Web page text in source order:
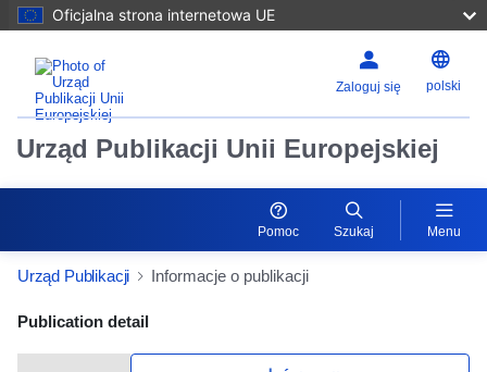
Oficjalna strona internetowa UE
Zaloguj się polski
Urząd Publikacji Unii Europejskiej
Pomoc Szukaj Menu
Urząd Publikacji Informacje o publikacji
Publication Detail Actions Portlet
Publication detail